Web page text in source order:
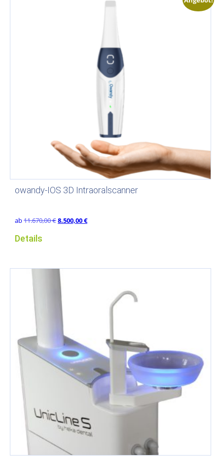
owandy-IOS 3D Intraoralscanner
ab11.670,00€Ursprünglicher
8.500,00€Aktueller
Details